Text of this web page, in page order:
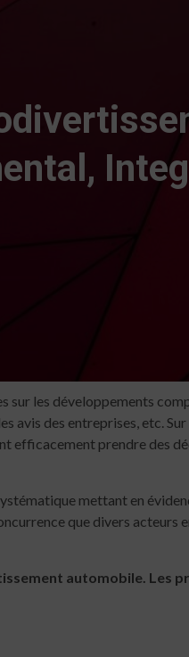
les développements
avis des entreprises, etc.
efficacement prendre des
mettant en
que divers acteurs
automobile. Les